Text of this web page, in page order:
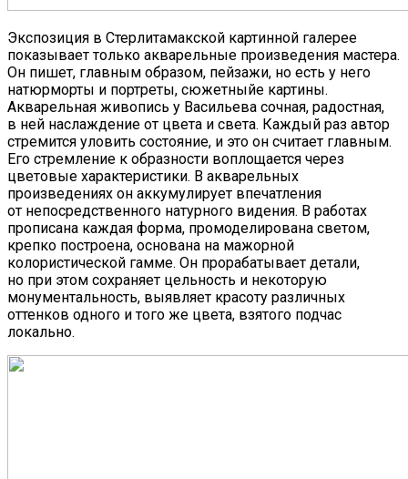
Экспозиция в Стерлитамакской картинной галерее
показывает только акварельные произведения мастера.
Он пишет, главным образом, пейзажи, но есть у него
натюрморты и портреты, сюжетныйе картины.
Акварельная живопись у Васильева сочная, радостная,
в ней наслаждение от цвета и света. Каждый раз автор
стремится уловить состояние, и это он считает главным.
Его стремление к образности воплощается через
цветовые характеристики. В акварельных
произведениях он аккумулирует впечатления
от непосредственного натурного видения. В работах
прописана каждая форма, промоделирована светом,
крепко построена, основана на мажорной
колористической гамме. Он прорабатывает детали,
но при этом сохраняет цельность и некоторую
монументальность, выявляет красоту различных
оттенков одного и того же цвета, взятого подчас
локально.